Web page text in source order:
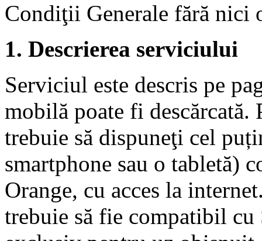
Condiţii Generale fără nici
1. Descrierea serviciului
Serviciul este descris pe
mobilă poate fi
trebuie să dispuneţi cel
smartphone sau o tabletă)
Orange, cu acces la
trebuie să fie compatibil